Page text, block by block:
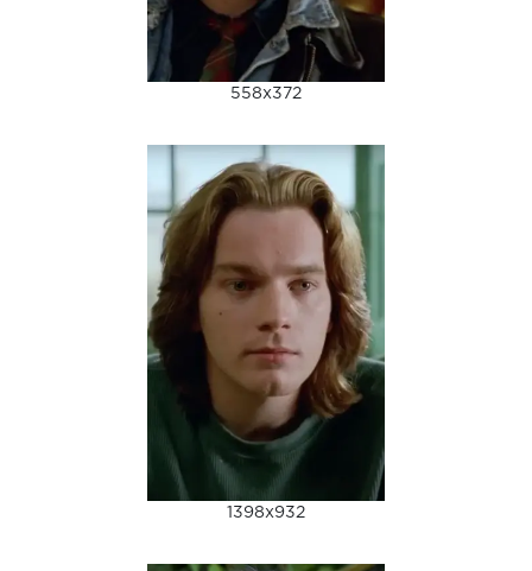
558x372
1398x932